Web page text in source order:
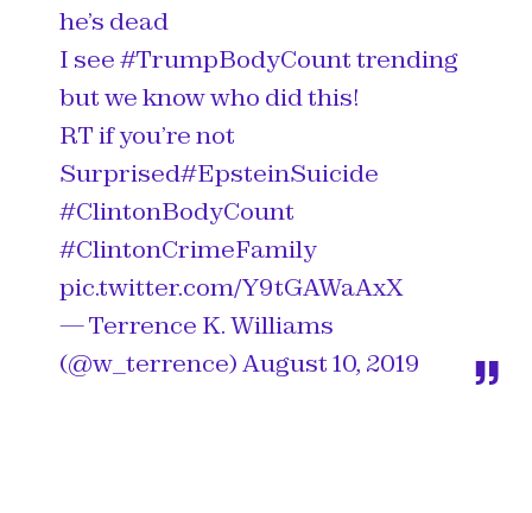
he’s dead
I see#TrumpBodyCounttrending
but we know who did this!
RT if you’re not
Surprised#EpsteinSuicide
#ClintonBodyCount
#ClintonCrimeFamily
pic.twitter.com/Y9tGAWaAxX
— Terrence K. Williams
(@w_terrence)August 10, 2019